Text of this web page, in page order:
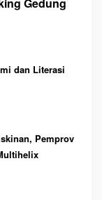
Gedung
dan Literasi
Pemprov